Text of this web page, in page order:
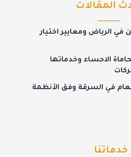
المقالات
في الرياض ومعايير اختيار
الاحساء وخدماتها
في السرقة وفق الأنظمة
خدماتنا